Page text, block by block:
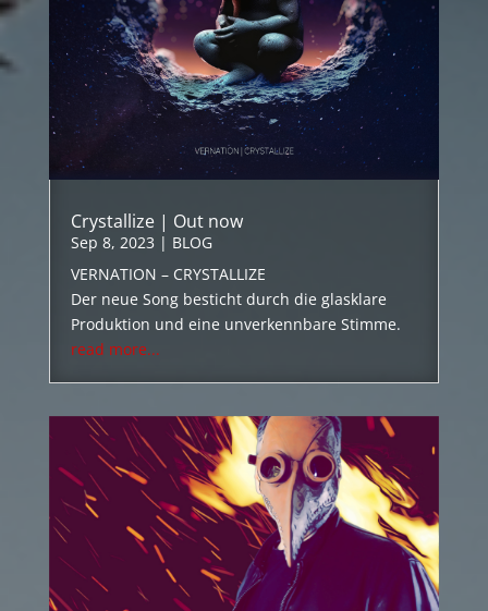
Crystallize | Out now
Sep 8, 2023 | BLOG
VERNATION – CRYSTALLIZE
Der neue Song besticht durch die glasklare
Produktion und eine unverkennbare Stimme.
read more...